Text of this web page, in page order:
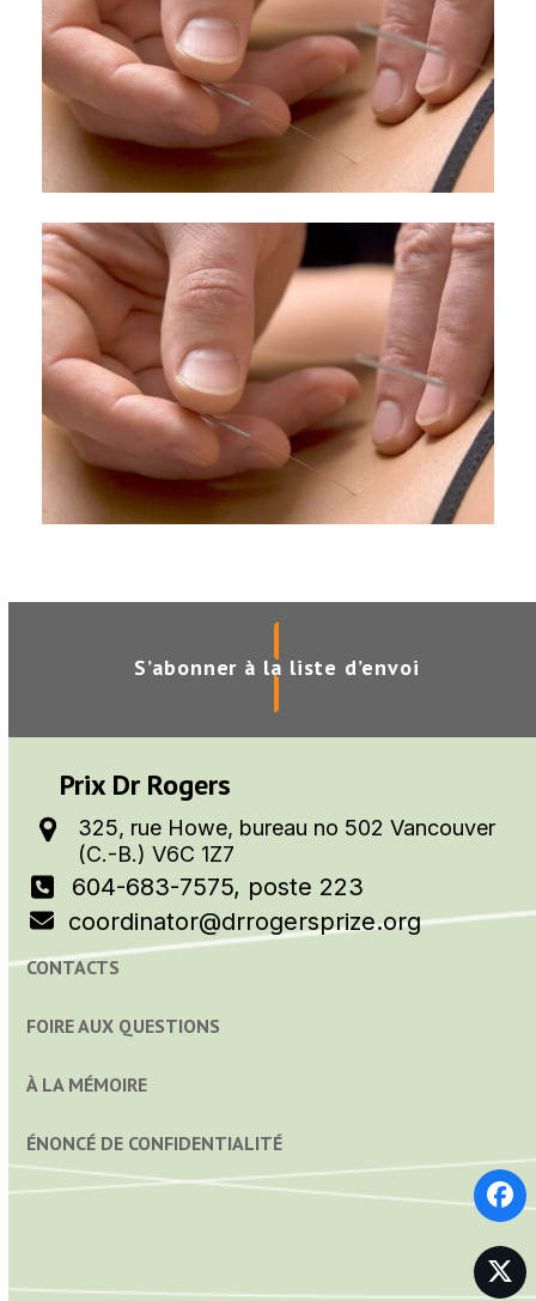
Quelles sont les
applications de la
MCA?
septembre 16, 2009
elle importante?
S’abonner à la liste d’envoi
Prix Dr Rogers
325, rue Howe, bureau no 502 Vancouver
(C.-B.) V6C 1Z7
604-683-7575, poste 223
coordinator@drrogersprize.org
CONTACTS
FOIRE AUX QUESTIONS
À LA MÉMOIRE
ÉNONCÉ DE CONFIDENTIALITÉ